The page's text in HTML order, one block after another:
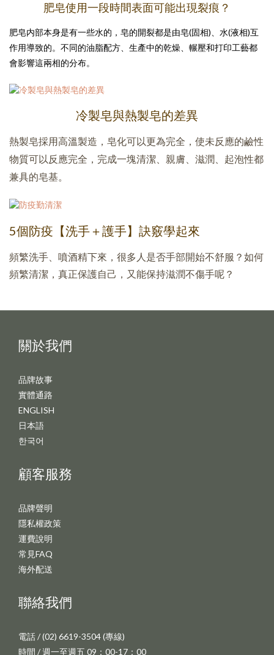
肥皂使用一段時間表面可能出現裂痕？
肥皂内部本身是有一些水的，皂的開裂都是由皂(固相)、水(液相)互
作用導致的。不同的油脂配方、生產中的乾燥、輾壓和打印工藝都
會影響這兩相的分布。
冷製皂與熱製皂的差異
熱製皂採用高溫製造，皂化可以更為完全，使未反應的鹼性
物質可以反應完全，完成一塊清潔、親膚、滋潤、起泡性都
兼具的皂基。
5個防疫【洗手＋護手】訣竅學起來
頻繁洗手、噴酒精下來，很多人是否手部開始不舒服？如何
頻繁清潔，真正保護自己，又能保持滋潤不傷手呢？
關於我們
品牌故事
實體通路
ENGLISH
日本語
한국어
顧客服務
品牌聲明
隱私權政策
運費說明
常見FAQ
海外配送
聯絡我們
電話 / (02) 6619-3504 (專線)
時間 / 週一至週五 09：00-17：00